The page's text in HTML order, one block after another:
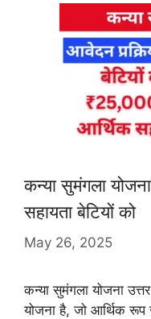
कन्या सुमंगला
सहायता बेटियों को
May 26, 2025
कन्या सुमंगला योजना
योजना है, जो आर्थिक रूप